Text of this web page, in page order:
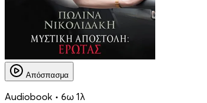
Απόσπασμα
Audiobook • 6ω 1λ